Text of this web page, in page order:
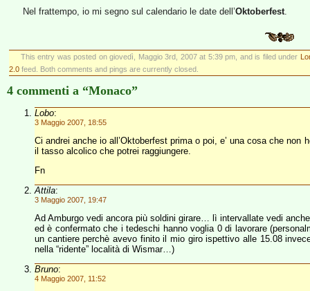
Nel frattempo, io mi segno sul calendario le date dell’Oktoberfest.
This entry was posted on giovedì, Maggio 3rd, 2007 at 5:39 pm, and is filed under
2.0 feed. Both comments and pings are currently closed.
4 commenti a “Monaco”
Lobo:
3 Maggio 2007, 18:55
Ci andrei anche io all’Oktoberfest prima o poi, e’ una cosa che
il tasso alcolico che potrei raggiungere.
Fn
Attila:
3 Maggio 2007, 19:47
Ad Amburgo vedi ancora più soldini girare… lì intervallate vedi
ed è confermato che i tedeschi hanno voglia 0 di lavorare
un cantiere perchè avevo finito il mio giro ispettivo alle 15.08
nella “ridente” località di Wismar…)
Bruno:
4 Maggio 2007, 11:52